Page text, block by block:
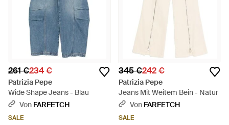
261 €234 €
Patrizia Pepe
Wide Shape Jeans - Blau
Von FARFETCH
SALE
345 €242 €
Patrizia Pepe
Jeans Mit Weitem Bein - Natur
Von FARFETCH
SALE